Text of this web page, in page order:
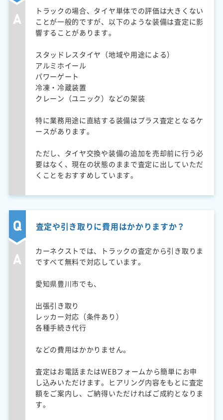
トラックの場合、タイヤ単体での評価は大きくない
ことが一般的ですが、以下のような装備は査定に影
響することがあります。
スタッドレスタイヤ（地域や用途による）
アルミホイール
パワーゲート
冷凍・冷蔵装置
クレーン（ユニック）などの架装
特に業務用途に直結する装備はプラス査定となるケ
ースがあります。
ただし、タイヤ交換や装備の追加を売却前に行う必
要はなく、現在の状態のままで査定に出していただ
くことをおすすめしています。
査定や引き取りに費用はかかりますか？
カーネクストでは、トラックの査定から引き取りま
ですべて無料で対応しています。
愛知県豊川市でも、
出張引き取り
レッカー対応（条件あり）
各種手続き代行
などの費用はかかりません。
査定はお電話またはWEBフォームから簡単にお申
し込みいただけます。ヒアリング内容をもとに査定
額をご案内し、ご納得いただければご成約となりま
す。